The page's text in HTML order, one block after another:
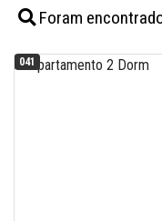
Foram
041